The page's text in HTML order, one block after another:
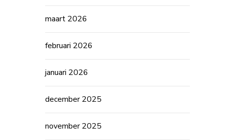
maart 2026
februari 2026
januari 2026
december 2025
november 2025